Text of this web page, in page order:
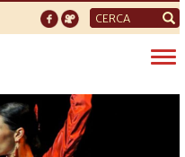
Form
di
ricerca